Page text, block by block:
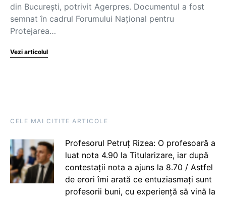
din București, potrivit Agerpres. Documentul a fost
semnat în cadrul Forumului Naţional pentru
Protejarea…
Vezi articolul
CELE MAI CITITE ARTICOLE
Profesorul Petruț Rizea: O profesoară a
luat nota 4.90 la Titularizare, iar după
contestații nota a ajuns la 8.70 / Astfel
de erori îmi arată ce entuziasmați sunt
profesorii buni, cu experiență să vină la